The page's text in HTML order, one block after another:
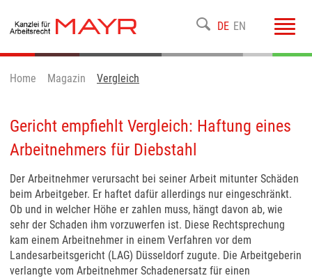
DE EN
Home Magazin Vergleich
Gericht empfiehlt Vergleich: Haftung eines
Arbeitnehmers für Diebstahl
Der Arbeitnehmer verursacht bei seiner Arbeit mitunter Schäden
beim Arbeitgeber. Er haftet dafür allerdings nur eingeschränkt.
Ob und in welcher Höhe er zahlen muss, hängt davon ab, wie
sehr der Schaden ihm vorzuwerfen ist. Diese Rechtsprechung
kam einem Arbeitnehmer in einem Verfahren vor dem
Landesarbeitsgericht (LAG) Düsseldorf zugute. Die Arbeitgeberin
verlangte vom Arbeitnehmer Schadenersatz für einen